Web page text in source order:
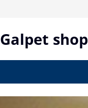
Galpet shop